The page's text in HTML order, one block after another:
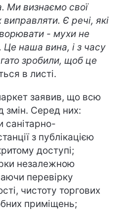
Ми визнаємо свої
виправляти. Є речі, які
- мухи не
Це наша вина, і з часу
зробили, щоб це
в листі.
заявив, що всю
змін. Серед них:
санітарно-
з публікацією
доступі;
незалежною
перевірку
чистоту торгових
приміщень;